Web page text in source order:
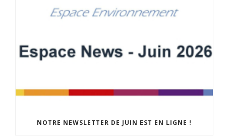
NOTRE NEWSLETTER DE JUIN EST EN LIGNE !